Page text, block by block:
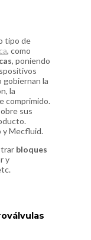
tipo de
, como
, poniendo
gobiernan la
la
comprimido.
sus
y Mecfluid.
bloques
y